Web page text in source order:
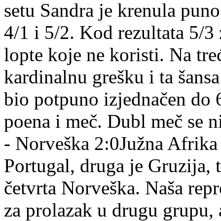
setu Sandra je krenula
4/1 i 5/2. Kod rezultata 5/3
lopte koje ne koristi. Na
kardinalnu grešku i ta
bio potpuno izjednačen
poena i meč. Dubl meč se
- Norveška 2:0Južna
Portugal, druga je Gruzija,
četvrta Norveška. Naša
za prolazak u drugu